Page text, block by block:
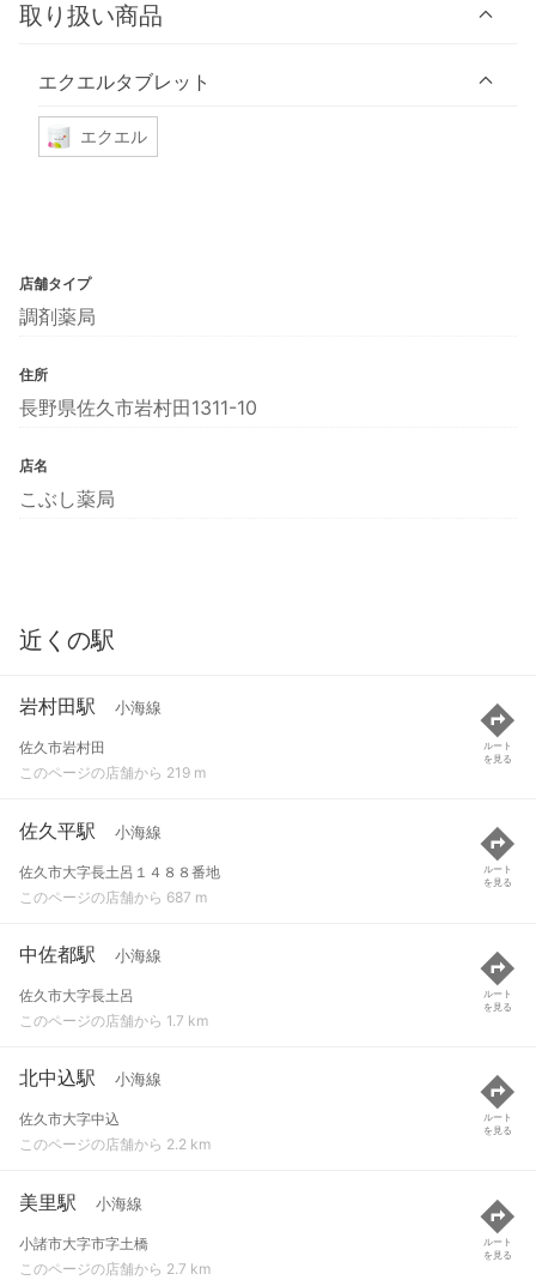
取り扱い商品
エクエルタブレット
エクエル
店舗タイプ
調剤薬局
住所
長野県佐久市岩村田1311-10
店名
こぶし薬局
近くの駅
岩村田駅 小海線
佐久市岩村田
このページの店舗から 219 m
ルート
を見る
佐久平駅 小海線
佐久市大字長土呂１４８８番地
このページの店舗から 687 m
ルート
を見る
中佐都駅 小海線
佐久市大字長土呂
このページの店舗から 1.7 km
ルート
を見る
北中込駅 小海線
佐久市大字中込
このページの店舗から 2.2 km
ルート
を見る
美里駅 小海線
小諸市大字市字土橋
このページの店舗から 2.7 km
ルート
を見る